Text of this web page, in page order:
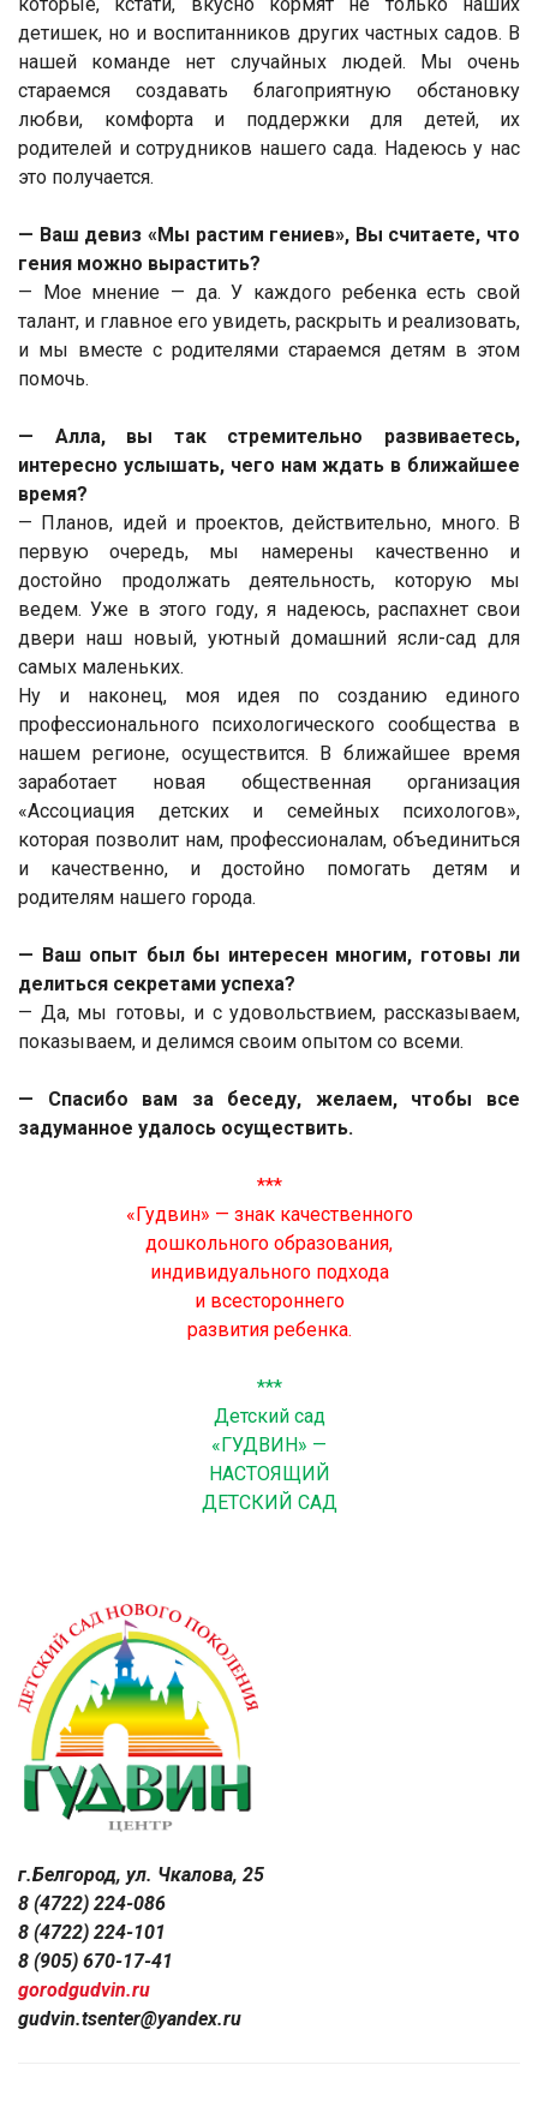
детишек, но и воспитанников других частных садов. В
нашей команде нет случайных людей. Мы очень
стараемся создавать благоприятную обстановку
любви, комфорта и поддержки для детей, их
родителей и сотрудников нашего сада. Надеюсь у нас
это получается.
— Ваш девиз «Мы растим гениев», Вы считаете, что
гения можно вырастить?
— Мое мнение — да. У каждого ребенка есть свой
талант, и главное его увидеть, раскрыть и реализовать,
и мы вместе с родителями стараемся детям в этом
помочь.
— Алла, вы так стремительно развиваетесь,
интересно услышать, чего нам ждать в ближайшее
время?
— Планов, идей и проектов, действительно, много. В
первую очередь, мы намерены качественно и
достойно продолжать деятельность, которую мы
ведем. Уже в этого году, я надеюсь, распахнет свои
двери наш новый, уютный домашний ясли-сад для
самых маленьких.
Ну и наконец, моя идея по созданию единого
профессионального психологического сообщества в
нашем регионе, осуществится. В ближайшее время
заработает новая общественная организация
«Ассоциация детских и семейных психологов»,
которая позволит нам, профессионалам, объединиться
и качественно, и достойно помогать детям и
родителям нашего города.
— Ваш опыт был бы интересен многим, готовы ли
делиться секретами успеха?
— Да, мы готовы, и с удовольствием, рассказываем,
показываем, и делимся своим опытом со всеми.
— Спасибо вам за беседу, желаем, чтобы все
задуманное удалось осуществить.
***
«Гудвин» — знак качественного
дошкольного образования,
индивидуального подхода
и всестороннего
развития ребенка.
***
Детский сад
«ГУДВИН» —
НАСТОЯЩИЙ
ДЕТСКИЙ САД
г.Белгород, ул. Чкалова, 25
8 (4722) 224-086
8 (4722) 224-101
8 (905) 670-17-41
gorodgudvin.ru
gudvin.tsenter@yandex.ru